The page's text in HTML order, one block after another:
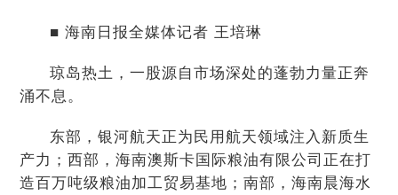
■ 海南日报全媒体记者 王培琳
琼岛热土，一股源自市场深处的蓬勃力量正奔
涌不息。
东部，银河航天正为民用航天领域注入新质生
产力；西部，海南澳斯卡国际粮油有限公司正在打
造百万吨级粮油加工贸易基地；南部，海南晨海水